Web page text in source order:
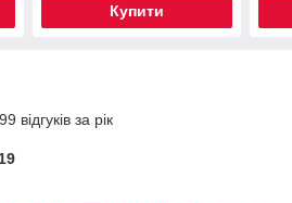
Купити
відгуків за рік